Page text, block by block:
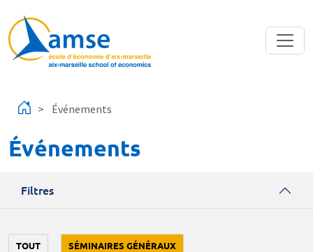
Événements
Événements
Filtres
TOUT SÉMINAIRES GÉNÉRAUX